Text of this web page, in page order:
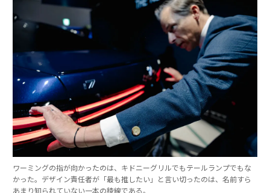
ワーミングの指が向かったのは、キドニーグリルでもテールランプでもな
かった。デザイン責任者が「最も推したい」と言い切ったのは、名前すら
あまり知られていない一本の稜線である。